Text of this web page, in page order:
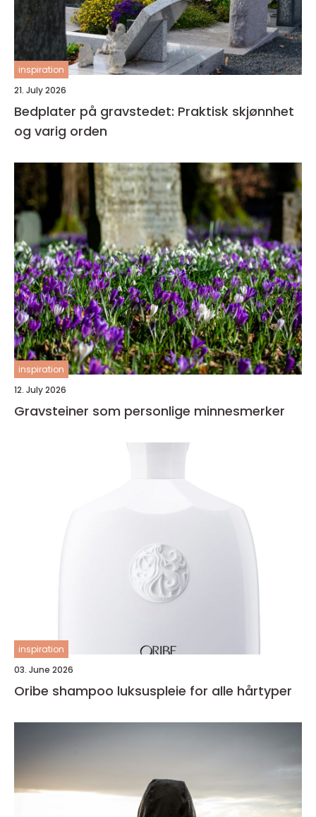
inspiration
21. July 2026
Bedplater på gravstedet: Praktisk skjønnhet
og varig orden
inspiration
12. July 2026
Gravsteiner som personlige minnesmerker
inspiration
03. June 2026
Oribe shampoo luksuspleie for alle hårtyper